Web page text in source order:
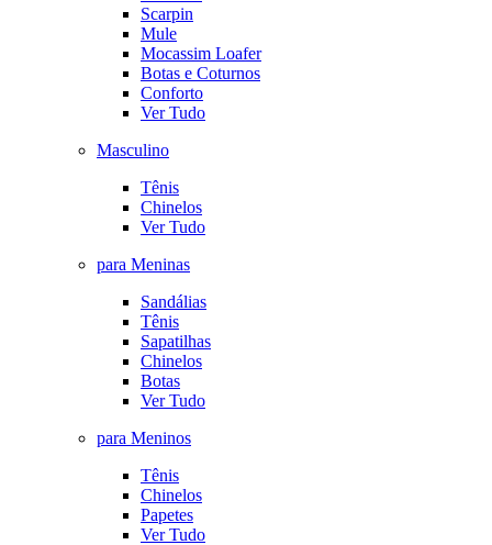
Scarpin
Mule
Mocassim Loafer
Botas e Coturnos
Conforto
Ver Tudo
Masculino
Tênis
Chinelos
Ver Tudo
para Meninas
Sandálias
Tênis
Sapatilhas
Chinelos
Botas
Ver Tudo
para Meninos
Tênis
Chinelos
Papetes
Ver Tudo